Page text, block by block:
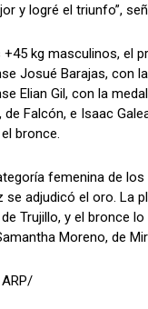
y logré el triunfo”,
+45 kg masculinos, el
Josué Barajas, con
Elian Gil, con la
de Falcón, e Isaac
bronce.
femenina de los
se adjudicó el oro. La
Trujillo, y el bronce
Moreno, de